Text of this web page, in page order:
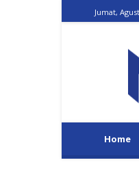
Jumat,
Home